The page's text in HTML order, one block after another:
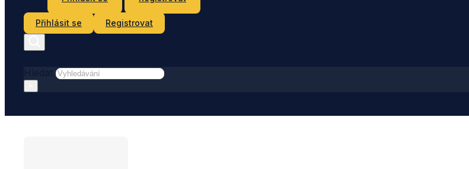
Přihlásit se Registrovat